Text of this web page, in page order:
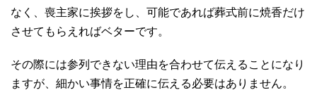
なく、喪主家に挨拶をし、可能であれば葬式前に焼香だけ
させてもらえればベターです。
その際には参列できない理由を合わせて伝えることになり
ますが、細かい事情を正確に伝える必要はありません。